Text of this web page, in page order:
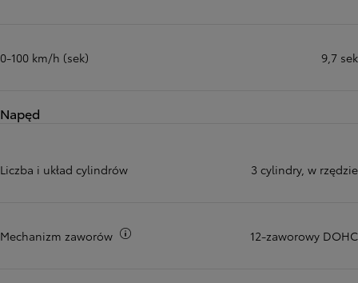
0-100 km/h (sek) 9,7 sek
Napęd
Liczba i układ cylindrów 3 cylindry, w rzędzie
Mechanizm zaworów 12-zaworowy DOHC